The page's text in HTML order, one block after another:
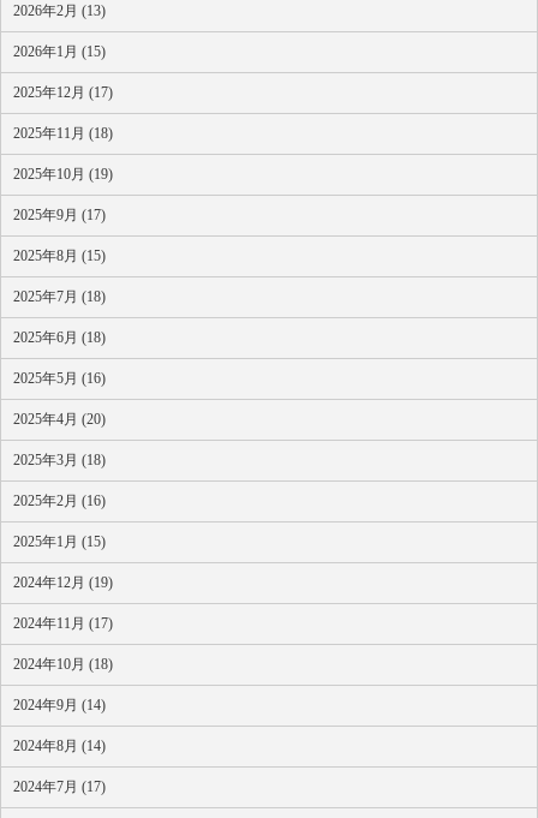
2026年2月 (13)
2026年1月 (15)
2025年12月 (17)
2025年11月 (18)
2025年10月 (19)
2025年9月 (17)
2025年8月 (15)
2025年7月 (18)
2025年6月 (18)
2025年5月 (16)
2025年4月 (20)
2025年3月 (18)
2025年2月 (16)
2025年1月 (15)
2024年12月 (19)
2024年11月 (17)
2024年10月 (18)
2024年9月 (14)
2024年8月 (14)
2024年7月 (17)